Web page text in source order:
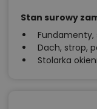
Stan surowy
Fundamenty,
Dach, strop,
Stolarka